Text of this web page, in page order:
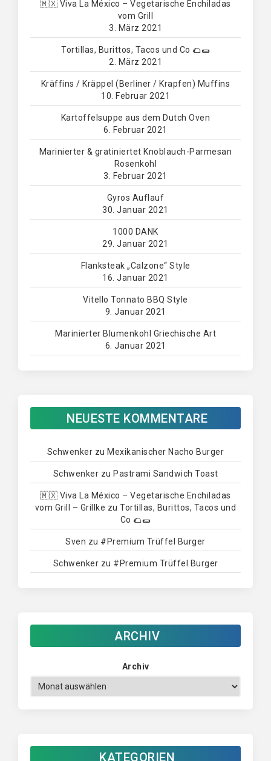
🇲🇽 Viva La México – Vegetarische Enchiladas
vom Grill
3. März 2021
Tortillas, Burittos, Tacos und Co 🌮🌯
2. März 2021
Kräffins / Kräppel (Berliner / Krapfen) Muffins
10. Februar 2021
Kartoffelsuppe aus dem Dutch Oven
6. Februar 2021
Marinierter & gratiniertet Knoblauch-Parmesan
Rosenkohl
3. Februar 2021
Gyros Auflauf
30. Januar 2021
1000 DANK
29. Januar 2021
Flanksteak „Calzone“ Style
16. Januar 2021
Vitello Tonnato BBQ Style
9. Januar 2021
Marinierter Blumenkohl Griechische Art
6. Januar 2021
NEUESTE KOMMENTARE
Schwenker zu Mexikanischer Nacho Burger
Schwenker zu Pastrami Sandwich Toast
🇲🇽 Viva La México – Vegetarische Enchiladas
vom Grill – Grillke zuTortillas, Burittos, Tacos und
Co 🌮🌯
Sven zu #Premium Trüffel Burger
Schwenker zu #Premium Trüffel Burger
ARCHIV
Archiv
KATEGORIEN